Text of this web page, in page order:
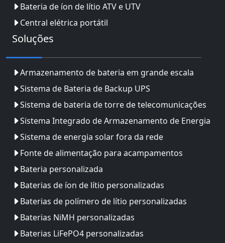
Bateria de íon de lítio ATV e UTV
Central elétrica portátil
Soluções
Armazenamento de bateria em grande escala
Sistema de Bateria de Backup UPS
Sistema de bateria de torre de telecomunicações
Sistema Integrado de Armazenamento de Energia
Sistema de energia solar fora da rede
Fonte de alimentação para acampamentos
Bateria personalizada
Baterias de íon de lítio personalizadas
Baterias de polímero de lítio personalizadas
Baterias NiMH personalizadas
Baterias LiFePO4 personalizadas